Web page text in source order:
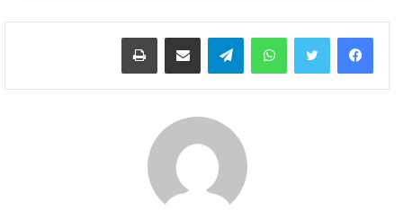
محلي للبرد، تتراوح مقاييسها ما بين 60 إلى 90 ملم، مرتقبة
بكل من طنجة-أصيلة، والفحص-أنجرة، والمضيق-الفنيدق،
وشفشاون، وتطوان، وتاونات، وتازة، ووزان، والعرائش،
من إفران، وبني ملال، وأزيلال، وخنيفرة غدا الاثنين من منتصف
واتساب تيلقرام مشاركة عبر البريد طباعة